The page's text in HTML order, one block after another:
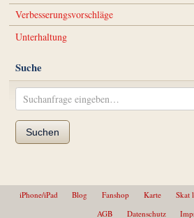
Verbesserungsvorschläge
Unterhaltung
Suche
Suchen
iPhone/iPad Blog Fanshop Karte Skat
AGB
Datenschutz